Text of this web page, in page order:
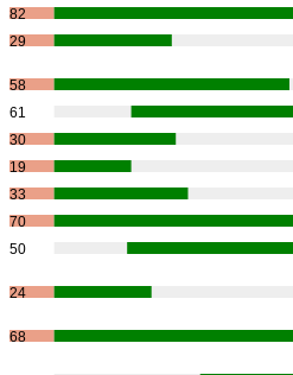
82
29
58
61
30
19
33
70
50
24
68